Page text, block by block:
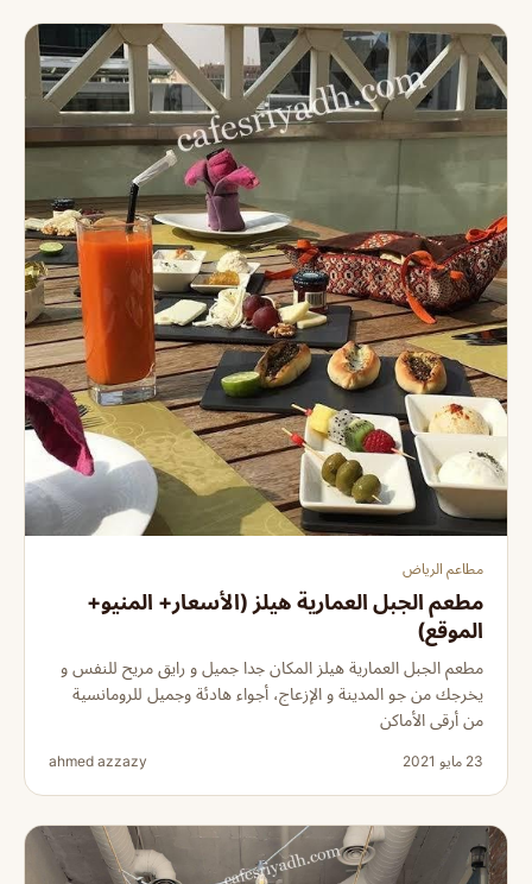
مطاعم الرياض
مطعم الجبل العمارية هيلز (الأسعار+ المنيو+
الموقع)
مطعم الجبل العمارية هيلز المكان جدا جميل و رايق مريح للنفس و
يخرجك من جو المدينة و الإزعاج، أجواء هادئة وجميل للرومانسية
من أرقى الأماكن
23 مايو 2021 ahmed azzazy